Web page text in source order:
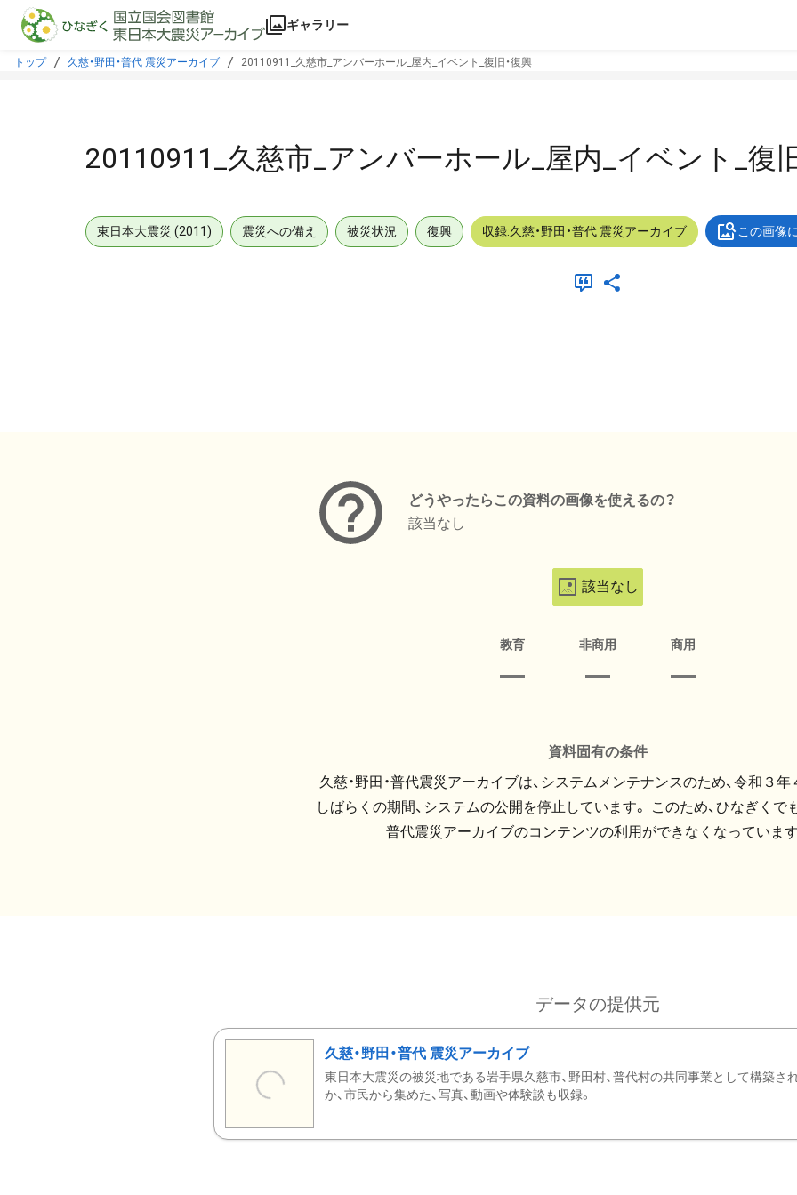
本文に飛ぶ
ギャラリー
トップ 久慈・野田・普代 震災アーカイブ 20110911_久慈市_アンバーホール_屋内_イベント_復旧・復興
20110911_久慈市_アンバーホール_屋内_イベント_復
東日本大震災 (2011) 震災への備え 被災状況 復興 収録:久慈・野田・普代 震災アーカイブ この画像
どうやったらこの資料の画像を使えるの？
該当なし
該当なし
教育 非商用 商用
資料固有の条件
久慈・野田・普代震災アーカイブは、システムメンテナンスのため、令和３
しばらくの期間、システムの公開を停止しています。 このため、ひなぎくでも
普代震災アーカイブのコンテンツの利用ができなくなっています
データの提供元
久慈・野田・普代 震災アーカイブ
東日本大震災の被災地である岩手県久慈市、野田村、普代村の共同事業として構築さ
か、市民から集めた、写真、動画や体験談も収録。